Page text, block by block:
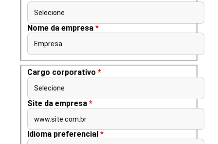
Selecione
Nome da empresa *
Empresa
Cargo corporativo *
Selecione
Site da empresa *
www.site.com.br
Idioma preferencial *